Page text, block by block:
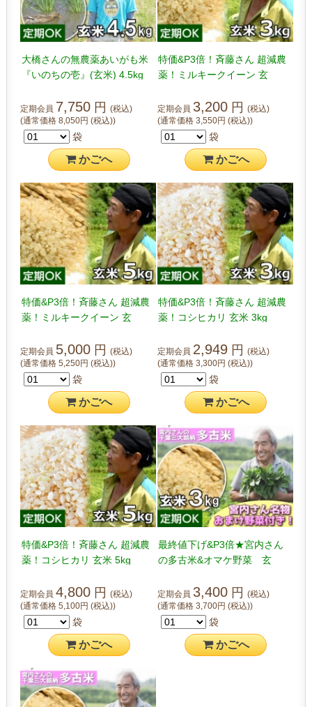
大橋さんの無農薬あいがも米
『いのちの壱』(玄米) 4.5kg
定期会員 7,750 円(税込)
(通常価格8,050円(税込))
袋
かごへ
特価&P3倍！斉藤さん 超減農
薬！ミルキークイーン 玄
定期会員 3,200 円 (税込)
(通常価格 3,550円 (税込))
袋
かごへ
特価&P3倍！斉藤さん 超減農
薬！ミルキークイーン 玄
定期会員 5,000 円(税込)
(通常価格5,250円(税込))
袋
かごへ
特価&P3倍！斉藤さん 超減農
薬！コシヒカリ 玄米 3kg
定期会員 2,949 円 (税込)
(通常価格 3,300円 (税込))
袋
かごへ
特価&P3倍！斉藤さん 超減農
薬！コシヒカリ 玄米 5kg
定期会員 4,800 円(税込)
(通常価格5,100円(税込))
袋
かごへ
最終値下げ&P3倍★宮内さん
の多古米&オマケ野菜 玄
定期会員 3,400 円 (税込)
(通常価格 3,700円 (税込))
袋
かごへ